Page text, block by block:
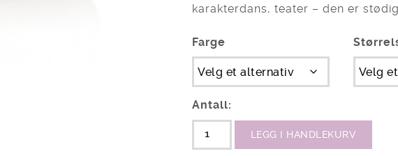
karakterdans, teater – den er
Farge
Antall:
LEGG I HANDLEKURV